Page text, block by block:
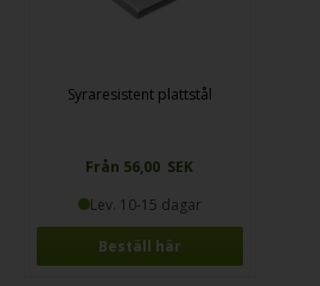
Syraresistent plattstål
Från 56,00 SEK
Lev. 10-15 dagar
Beställ här